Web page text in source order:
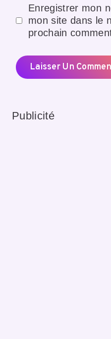
Enregistrer mon
mon site dans le
prochain
Publicité